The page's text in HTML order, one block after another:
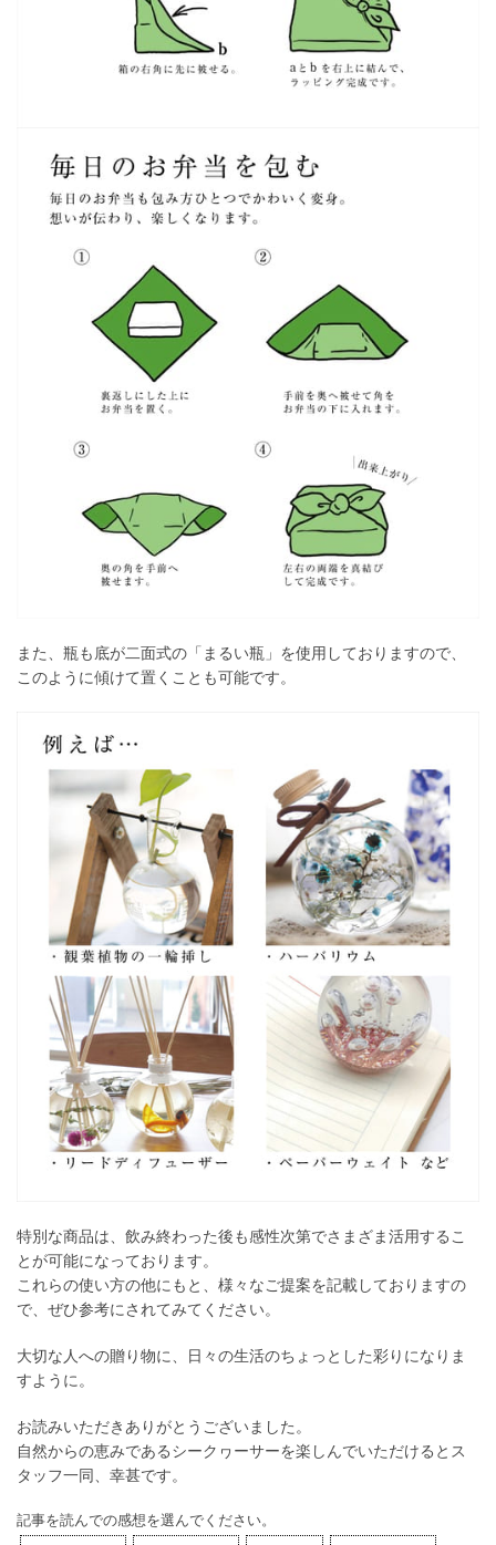
また、瓶も底が二面式の「まるい瓶」を使用しておりますので、
このように傾けて置くことも可能です。
特別な商品は、飲み終わった後も感性次第でさまざま活用するこ
とが可能になっております。
これらの使い方の他にもと、様々なご提案を記載しておりますの
で、ぜひ参考にされてみてください。
大切な人への贈り物に、日々の生活のちょっとした彩りになりま
すように。
お読みいただきありがとうございました。
自然からの恵みであるシークヮーサーを楽しんでいただけるとス
タッフ一同、幸甚です。
記事を読んでの感想を選んでください。